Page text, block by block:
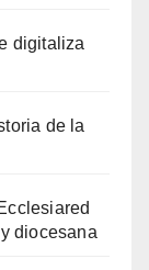
digitaliza
de la
diocesana